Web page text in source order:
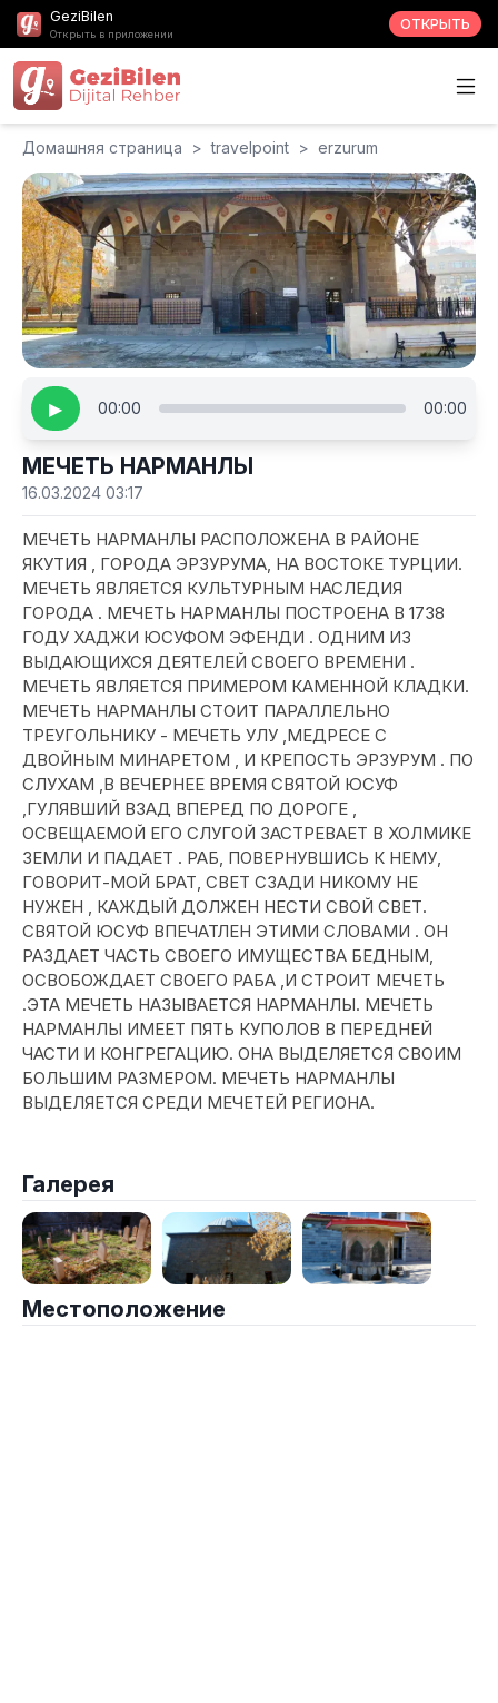
GeziBilen
Открыть в приложении
ОТКРЫТЬ
Домашняя страница > travelpoint > erzurum
▶ 00:00 00:00
МЕЧЕТЬ HАРМАНЛЫ
16.03.2024 03:17
МЕЧЕТЬ HАРМАНЛЫ РАСПОЛОЖЕНА В РAЙОНЕ
ЯКУТИЯ , ГОРОДА ЭРЗУРУМА, НА ВОСТОКЕ ТУРЦИИ.
МЕЧЕТЬ ЯВЛЯЕТСЯ КУЛЬТУРНЫМ НАСЛЕДИЯ
ГОРОДА . МЕЧЕТЬ HАРМАНЛЫ ПОСТРОЕНА В 1738
ГОДУ ХАДЖИ ЮСУФОМ ЭФЕНДИ . ОДНИМ ИЗ
ВЫДАЮЩИХСЯ ДЕЯТЕЛЕЙ СВОЕГО ВРЕМЕНИ .
МЕЧЕТЬ ЯВЛЯЕТСЯ ПРИМЕРОМ КАМЕННОЙ КЛАДКИ.
МЕЧЕТЬ НАРМАНЛЫ СТОИТ ПАРАЛЛЕЛЬНО
ТРЕУГОЛЬНИКУ - МЕЧЕТЬ УЛУ ,МЕДРЕСЕ С
ДВОЙНЫМ МИНАРЕТОМ , И КРЕПОСТЬ ЭРЗУРУМ . ПО
СЛУХАМ ,В ВЕЧЕРНЕЕ ВРЕМЯ СВЯТОЙ ЮСУФ
,ГУЛЯВШИЙ ВЗАД ВПЕРЕД ПО ДОРОГЕ ,
ОСВЕЩАЕМОЙ ЕГО СЛУГОЙ ЗАСТРЕВАЕТ В ХОЛМИКЕ
ЗЕМЛИ И ПАДАЕТ . РАБ, ПОВЕРНУВШИСЬ К НЕМУ,
ГОВОРИТ-МОЙ БРАТ, CВЕТ СЗАДИ НИКОМУ НЕ
НУЖЕН , КАЖДЫЙ ДОЛЖЕН НЕСТИ СВОЙ СВЕТ.
СВЯТОЙ ЮСУФ ВПЕЧАТЛЕН ЭТИМИ СЛОВАМИ . ОН
РАЗДАЕТ ЧАСТЬ СВОЕГО ИМУЩЕСТВА БЕДНЫМ,
ОСВОБОЖДАЕТ СВОЕГО РАБА ,И СТРОИТ МЕЧЕТЬ
.ЭТА МЕЧЕТЬ НАЗЫВАЕТСЯ НАРМАНЛЫ. МЕЧЕТЬ
НАРМАНЛЫ ИМЕЕТ ПЯТЬ КУПОЛОВ В ПЕРЕДНЕЙ
ЧАСТИ И КОНГРЕГАЦИЮ. ОНА ВЫДЕЛЯЕТСЯ СВОИМ
БОЛЬШИМ РАЗМЕРОМ. МЕЧЕТЬ НАРМАНЛЫ
ВЫДЕЛЯЕТСЯ СРЕДИ МЕЧЕТЕЙ РЕГИОНА.
Галерея
Местоположение